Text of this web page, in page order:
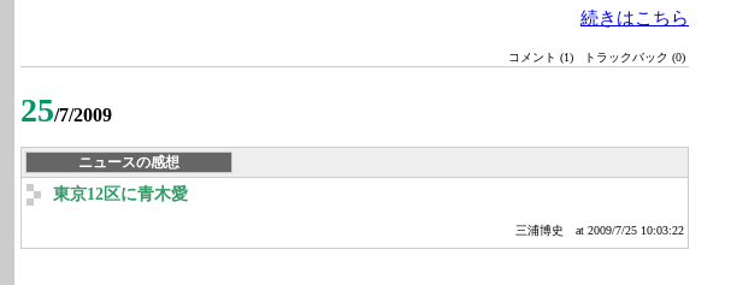
続きはこちら
コメント (1) トラックバック (0)
25/7/2009
ニュースの感想
東京12区に青木愛
三浦博史 at 2009/7/25 10:03:22